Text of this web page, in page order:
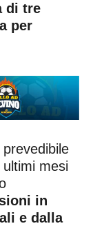
di tre
per
prevedibile
mesi
in
e dalla